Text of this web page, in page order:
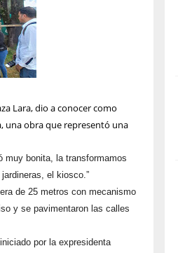
Lara, dio a conocer como
una obra que representó una
muy bonita, la transformamos
el kiosco.”
de 25 metros con mecanismo
y se pavimentaron las calles
por la expresidenta